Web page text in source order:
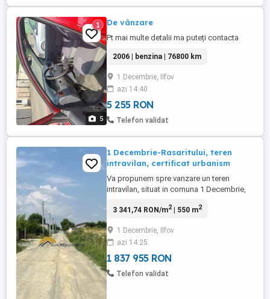
5
1 De vânzare
Pt mai multe detalii ma puteți contacta
2006 | benzina | 76800 km
1 Decembrie, Ilfov
azi 14:40
5 255 RON
Telefon validat
1 Decembrie-Rasaritului, teren
intravilan, certificat urbanism
Va propunem spre vanzare un teren
intravilan, situat in comuna 1 Decembrie,
continua dezvoltare. Terenul are o
36 mp, utilitatile la maxim 50 m de teren. In
zona sunt construite case, strada
principala este asfaltata. Acces ...
3 341,74 RON/m2| 550 m2
1 Decembrie, Ilfov
azi 14:25
1 837 955 RON
Telefon validat